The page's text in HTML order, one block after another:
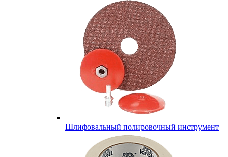
Шлифовальный полировочный инструмент